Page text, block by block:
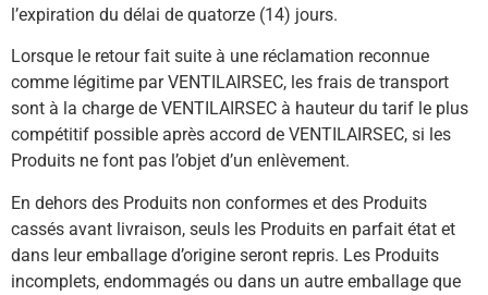
l’expiration du délai de quatorze (14) jours.
Lorsque le retour fait suite à une réclamation reconnue
comme légitime par VENTILAIRSEC, les frais de transport
sont à la charge de VENTILAIRSEC à hauteur du tarif le plus
compétitif possible après accord de VENTILAIRSEC, si les
Produits ne font pas l’objet d’un enlèvement.
En dehors des Produits non conformes et des Produits
cassés avant livraison, seuls les Produits en parfait état et
dans leur emballage d’origine seront repris. Les Produits
incomplets, endommagés ou dans un autre emballage que